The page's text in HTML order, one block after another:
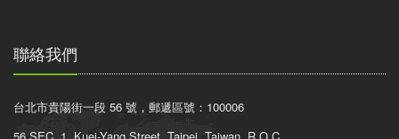
聯絡我們
台北市貴陽街一段 56 號，郵遞區號：100006